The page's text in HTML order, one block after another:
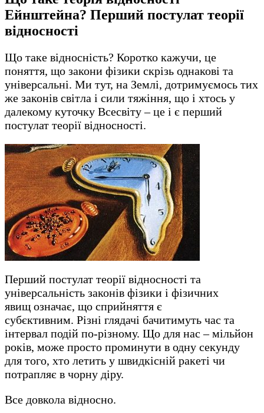
Ейнштейна? Перший постулат теорії
відносності
Що таке відносність? Коротко кажучи, це
поняття, що закони фізики скрізь однакові та
універсальні. Ми тут, на Землі, дотримуємось тих
же законів світла і сили тяжіння, що і хтось у
далекому куточку Всесвіту – це і є перший
постулат теорії відносності.
Перший постулат теорії відносності та
універсальність законів фізики і фізичних
явищ означає, що сприйняття є
субєктивним. Різні глядачі бачитимуть час та
інтервал подій по-різному. Що для нас – мільйон
років, може просто проминути в одну секунду
для того, хто летить у швидкісній ракеті чи
потрапляє в чорну діру.
Все довкола відносно.